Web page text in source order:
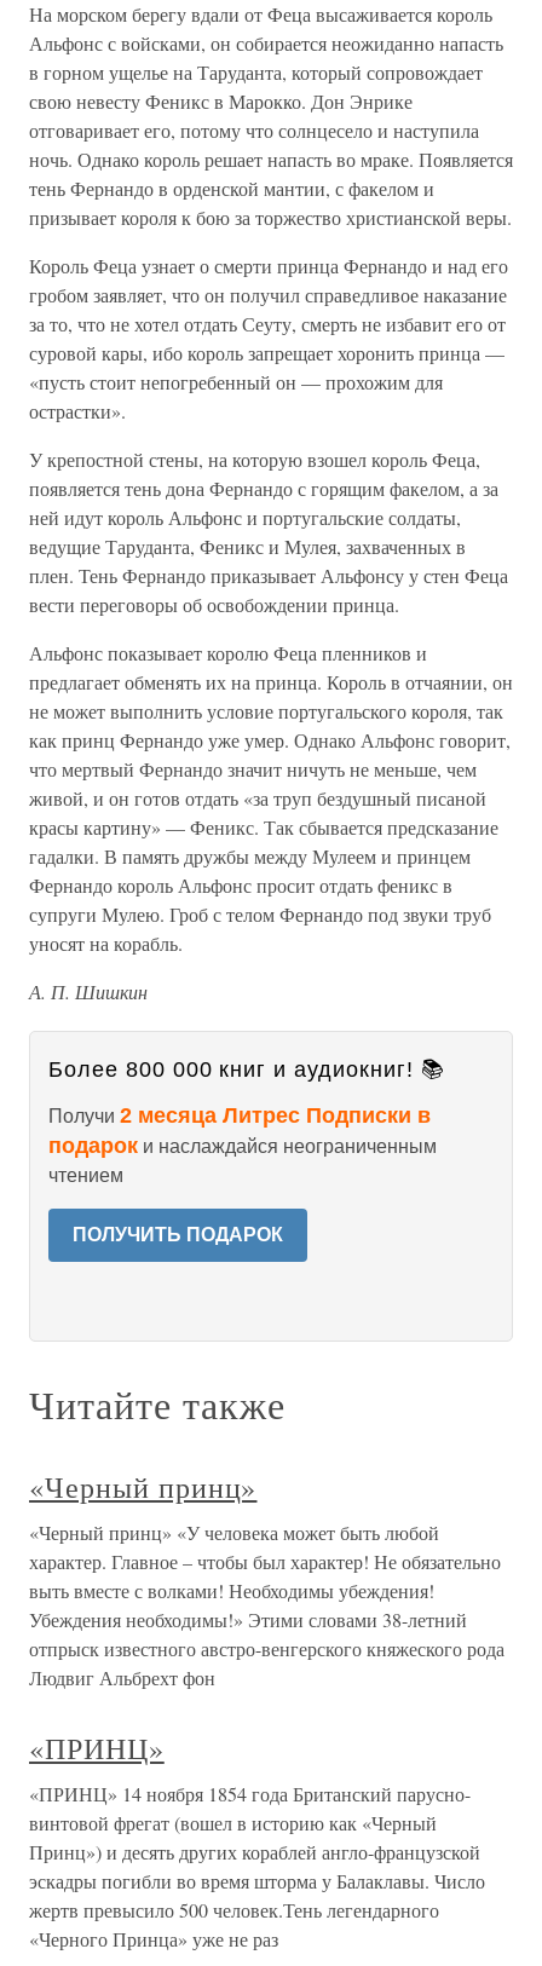
На морском берегу вдали от Феца высаживается король
Альфонс с войсками, он собирается неожиданно напасть
в горном ущелье на Таруданта, который сопровождает
свою невесту Феникс в Марокко. Дон Энрике
отговаривает его, потому что солнцесело и наступила
ночь. Однако король решает напасть во мраке. Появляется
тень Фернандо в орденской мантии, с факелом и
призывает короля к бою за торжество христианской веры.
Король Феца узнает о смерти принца Фернандо и над его
гробом заявляет, что он получил справедливое наказание
за то, что не хотел отдать Сеуту, смерть не избавит его от
суровой кары, ибо король запрещает хоронить принца —
«пусть стоит непогребенный он — прохожим для
острастки».
У крепостной стены, на которую взошел король Феца,
появляется тень дона Фернандо с горящим факелом, а за
ней идут король Альфонс и португальские солдаты,
ведущие Таруданта, Феникс и Мулея, захваченных в
плен. Тень Фернандо приказывает Альфонсу у стен Феца
вести переговоры об освобождении принца.
Альфонс показывает королю Феца пленников и
предлагает обменять их на принца. Король в отчаянии, он
не может выполнить условие португальского короля, так
как принц Фернандо уже умер. Однако Альфонс говорит,
что мертвый Фернандо значит ничуть не меньше, чем
живой, и он готов отдать «за труп бездушный писаной
красы картину» — Феникс. Так сбывается предсказание
гадалки. В память дружбы между Мулеем и принцем
Фернандо король Альфонс просит отдать феникс в
супруги Мулею. Гроб с телом Фернандо под звуки труб
уносят на корабль.
А. П. Шишкин
Более 800 000 книг и аудиокниг! 📚
Получи 2 месяца Литрес Подписки в
подарок и наслаждайся неограниченным
чтением
ПОЛУЧИТЬ ПОДАРОК
Читайте также
«Черный принц»
«Черный принц» «У человека может быть любой
характер. Главное – чтобы был характер! Не обязательно
выть вместе с волками! Необходимы убеждения!
Убеждения необходимы!» Этими словами 38-летний
отпрыск известного австро-венгерского княжеского рода
Людвиг Альбрехт фон
«ПРИНЦ»
«ПРИНЦ» 14 ноября 1854 года Британский парусно-
винтовой фрегат (вошел в историю как «Черный
Принц») и десять других кораблей англо-французской
эскадры погибли во время шторма у Балаклавы. Число
жертв превысило 500 человек.Тень легендарного
«Черного Принца» уже не раз